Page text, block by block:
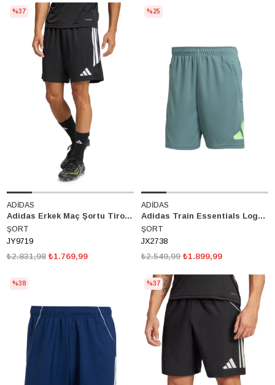
ADİDAS
Adidas Erkek Maç Şortu Tiro 26 League Training JY9719
ŞORT
JY9719
₺1.769,99
₺2.831,98
%37
ADİDAS
Adidas Train Essentials Logo Training Şort JX2738
ŞORT
JX2738
₺1.899,99
₺2.549,99
%25
%38 %37